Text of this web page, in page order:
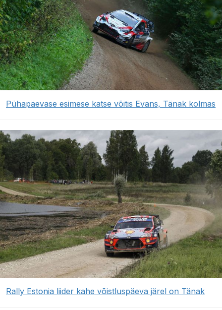
Pühapäevase esimese katse võitis Evans, Tänak kolmas
Rally Estonia liider kahe võistluspäeva järel on Tänak